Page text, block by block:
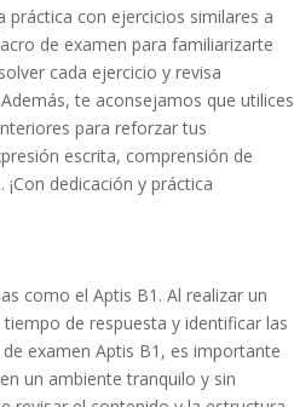
práctica con ejercicios similares a
de examen para familiarizarte
cada ejercicio y revisa
te aconsejamos que utilices
para reforzar tus
escrita, comprensión de
dedicación y práctica
como el Aptis B1. Al realizar un
de respuesta y identificar las
examen Aptis B1, es importante
un ambiente tranquilo y sin